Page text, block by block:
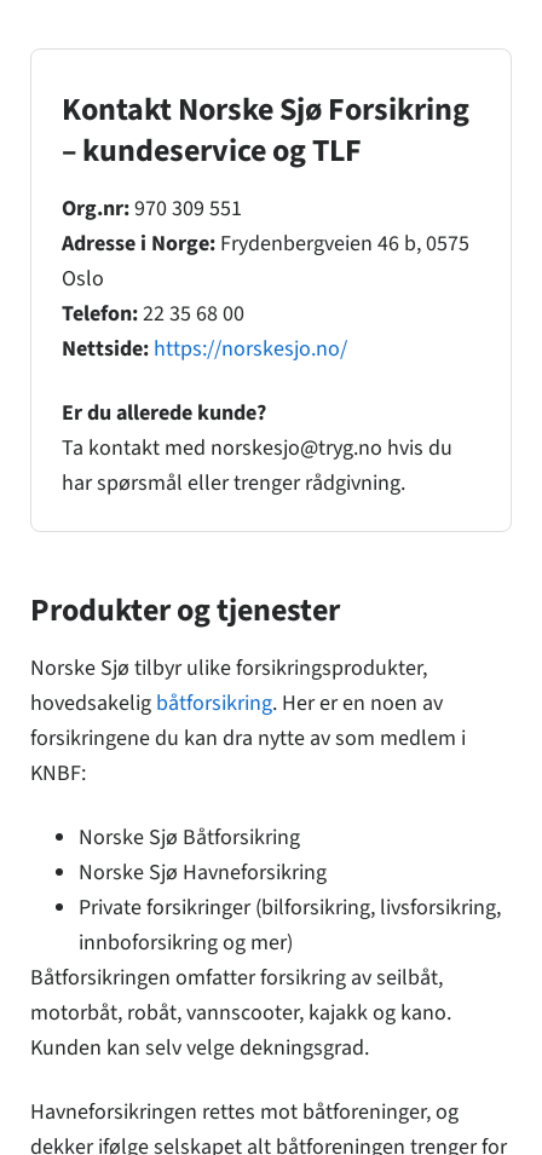
Kontakt Norske Sjø Forsikring
– kundeservice og TLF
Org.nr:970 309 551
Adresse i Norge: Frydenbergveien 46 b, 0575
Oslo
Telefon:22 35 68 00
Nettside: https://norskesjo.no/
Er du allerede kunde?
Ta kontakt med norskesjo@tryg.no hvis du
har spørsmål eller trenger rådgivning.
Produkter og tjenester
Norske Sjø tilbyr ulike forsikringsprodukter,
hovedsakelig båtforsikring. Her er en noen av
forsikringene du kan dra nytte av som medlem i
KNBF:
Norske Sjø Båtforsikring
Norske Sjø Havneforsikring
Private forsikringer (bilforsikring, livsforsikring,
innboforsikring og mer)
Båtforsikringen omfatter forsikring av seilbåt,
motorbåt, robåt, vannscooter, kajakk og kano.
Kunden kan selv velge dekningsgrad.
Havneforsikringen rettes mot båtforeninger, og
dekker ifølge selskapet alt båtforeningen trenger for